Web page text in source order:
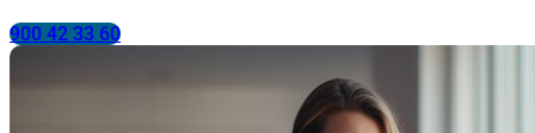
900 42 33 60